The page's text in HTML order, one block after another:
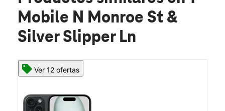
Mobile N Monroe St &
Silver Slipper Ln
Ver 12 ofertas